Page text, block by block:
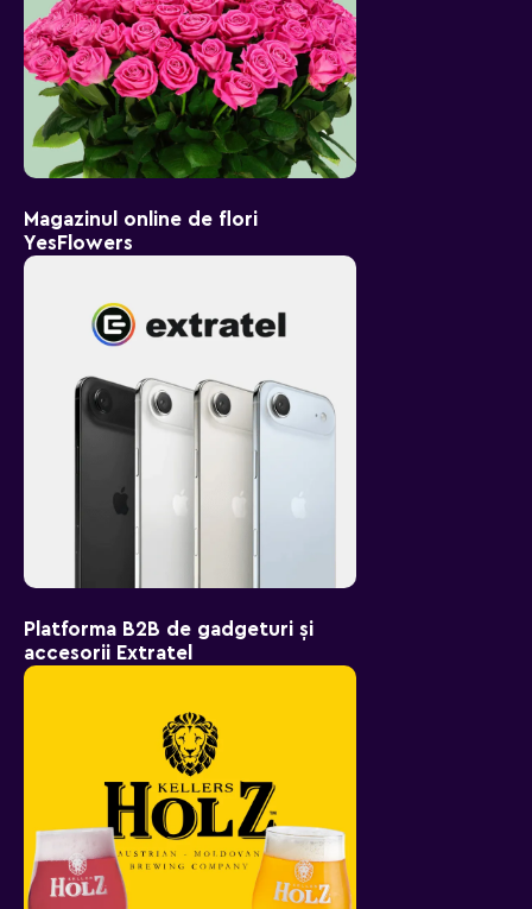
Magazinul online de flori
YesFlowers
Platforma B2B de gadgeturi și
accesorii Extratel